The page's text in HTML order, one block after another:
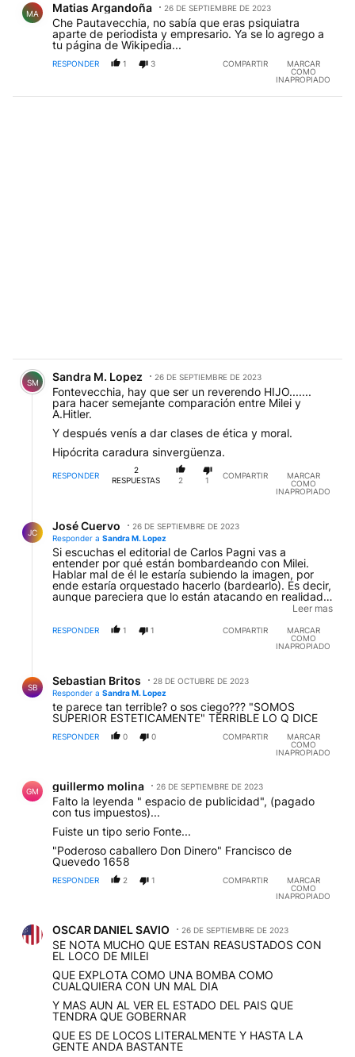
MA Matias Argandoña 26 DE SEPTIEMBRE DE 2023
Che Pautavecchia, no sabía que eras psiquiatra
aparte de periodista y empresario. Ya se lo agrego a
tu página de Wikipedia...
RESPONDER 1 3 COMPARTIR
MARCAR
COMO
INAPROPIADO
Comentario de Sandra M. Lopez.
SM Sandra M. Lopez 26 DE SEPTIEMBRE DE 2023
Fontevecchia, hay que ser un reverendo HIJO.......
para hacer semejante comparación entre Milei y
A.Hitler.
Y después venís a dar clases de ética y moral.
Hipócrita caradura sinvergüenza.
RESPONDER
2
RESPUESTAS
2 1
COMPARTIR
MARCAR
COMO
INAPROPIADO
JC
José Cuervo
26 DE SEPTIEMBRE DE 2023
Responder a Sandra M. Lopez
Si escuchas el editorial de Carlos Pagni vas a
entender por qué están bombardeando con Milei.
Hablar mal de él le estaría subiendo la imagen, por
ende estaría orquestado hacerlo (bardearlo). Es decir,
aunque pareciera que lo están atacando en realidad,
por debajo de la mesa lo están ayudando ya que
Massita.
Leer mas
RESPONDER 1 1 COMPARTIR
MARCAR
COMO
INAPROPIADO
SB
Sebastian Britos
28 DE OCTUBRE DE 2023
Responder a Sandra M. Lopez
te parece tan terrible? o sos ciego??? "SOMOS
SUPERIOR ESTETICAMENTE" TERRIBLE LO Q DICE
RESPONDER 0 0 COMPARTIR
MARCAR
COMO
INAPROPIADO
GM guillermo molina 26 DE SEPTIEMBRE DE 2023
Falto la leyenda " espacio de publicidad", (pagado
con tus impuestos)...
Fuiste un tipo serio Fonte...
"Poderoso caballero Don Dinero" Francisco de
Quevedo 1658
RESPONDER 2 1 COMPARTIR
MARCAR
COMO
INAPROPIADO
OSCAR DANIEL SAVIO 26 DE SEPTIEMBRE DE 2023
SE NOTA MUCHO QUE ESTAN REASUSTADOS CON
EL LOCO DE MILEI
QUE EXPLOTA COMO UNA BOMBA COMO
CUALQUIERA CON UN MAL DIA
Y MAS AUN AL VER EL ESTADO DEL PAIS QUE
TENDRA QUE GOBERNAR
QUE ES DE LOCOS LITERALMENTE Y HASTA LA
GENTE ANDA BASTANTE